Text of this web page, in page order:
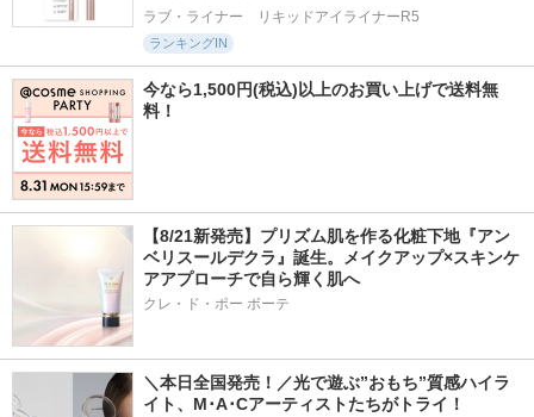
ラブ・ライナー　リキッドアイライナーR5
ランキングIN
今なら1,500円(税込)以上のお買い上げで送料無
料！
【8/21新発売】プリズム肌を作る化粧下地『アン
ベリスールデクラ』誕生。メイクアップ×スキンケ
アアプローチで自ら輝く肌へ
クレ・ド・ポー ボーテ
＼本日全国発売！／光で遊ぶ”おもち”質感ハイラ
イト、M･A･Cアーティストたちがトライ！